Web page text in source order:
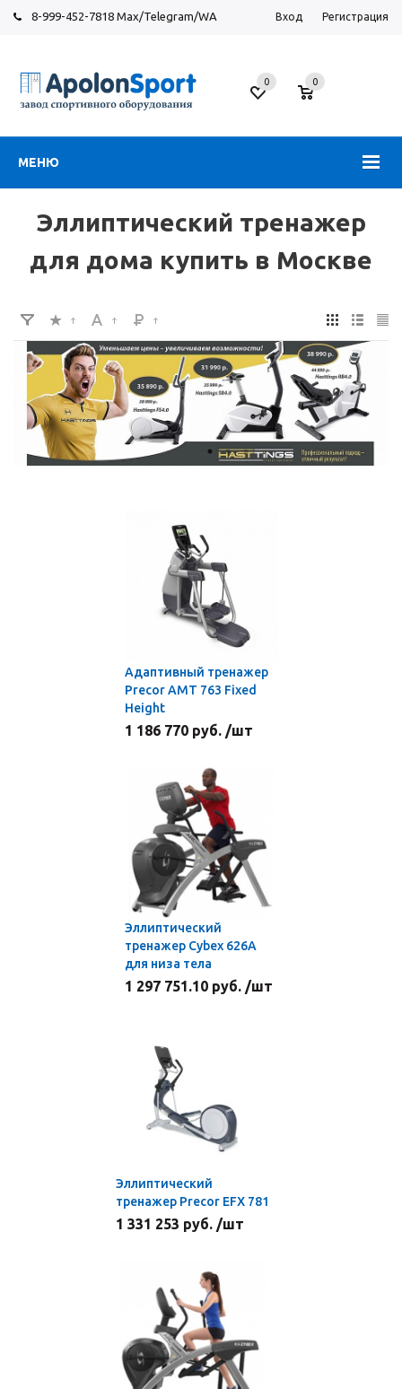
8-999-452-7818 Max/Telegram/WA Вход Регистрация
МЕНЮ
Москва
Новорязанское
0
0
Эллиптический тренажер
для дома купить в Москве
Адаптивный тренажер
Precor AMT 763 Fixed
Height
1 186 770 руб. /шт
Эллиптический
тренажер Cybex 626А
для низа тела
1 297 751.10 руб. /шт
Эллиптический
тренажер Precor EFX 781
1 331 253 руб. /шт